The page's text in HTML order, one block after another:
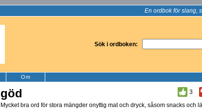
En ordbok för slang,
Sök i ordboken:
Om
göd 3
Mycket bra ord för stora mängder onyttig mat och dryck, såsom snacks och